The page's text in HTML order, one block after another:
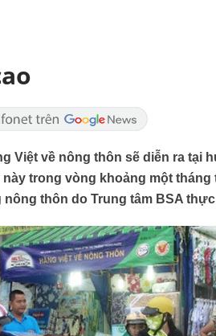
Việt về nông thôn sẽ diễn ra tại
trong vòng khoảng một
thôn do Trung tâm BSA